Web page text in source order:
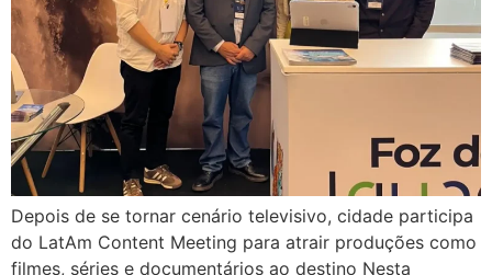
Depois de se tornar cenário televisivo, cidade participa
do LatAm Content Meeting para atrair produções como
filmes, séries e documentários ao destino Nesta